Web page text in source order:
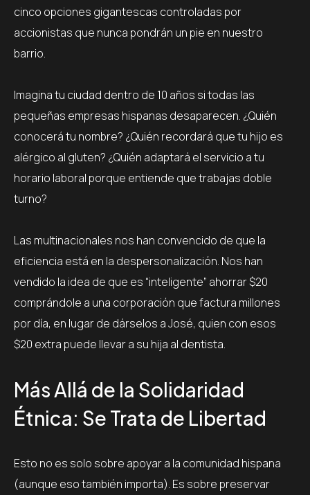
cinco opciones gigantescas controladas por
accionistas que nunca pondrán un pie en nuestro
barrio.
Imagina tu ciudad dentro de 10 años si todas las
pequeñas empresas hispanas desaparecen. ¿Quién
conocerá tu nombre? ¿Quién recordará que tu hijo es
alérgico al gluten? ¿Quién adaptará el servicio a tu
horario laboral porque entiende que trabajas doble
turno?
Las multinacionales nos han convencido de que la
eficiencia está en la despersonalización. Nos han
vendido la idea de que es “inteligente” ahorrar $20
comprándole a una corporación que factura millones
por día, en lugar de dárselos a José, quien con esos
$20 extra puede llevar a su hija al dentista.
Más Allá de la Solidaridad
Étnica: Se Trata de Libertad
Esto no es solo sobre apoyar a la comunidad hispana
(aunque eso también importa). Es sobre preservar